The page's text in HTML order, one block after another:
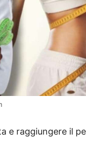
e raggiungere il